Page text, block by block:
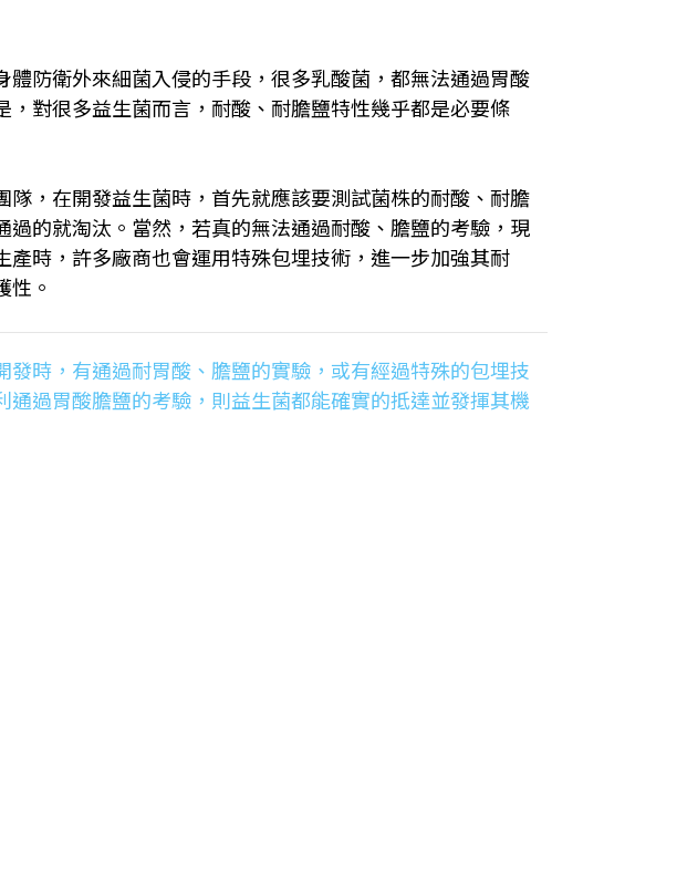
體防衛外來細菌入侵的手段，很多乳酸菌，都無法通過胃酸
，對很多益生菌而言，耐酸、耐膽鹽特性幾乎都是必要條
隊，在開發益生菌時，首先就應該要測試菌株的耐酸、耐膽
過的就淘汰。當然，若真的無法通過耐酸、膽鹽的考驗，現
產時，許多廠商也會運用特殊包埋技術，進一步加強其耐
性。
發時，有通過耐胃酸、膽鹽的實驗，或有經過特殊的包埋技
通過胃酸膽鹽的考驗，則益生菌都能確實的抵達並發揮其機